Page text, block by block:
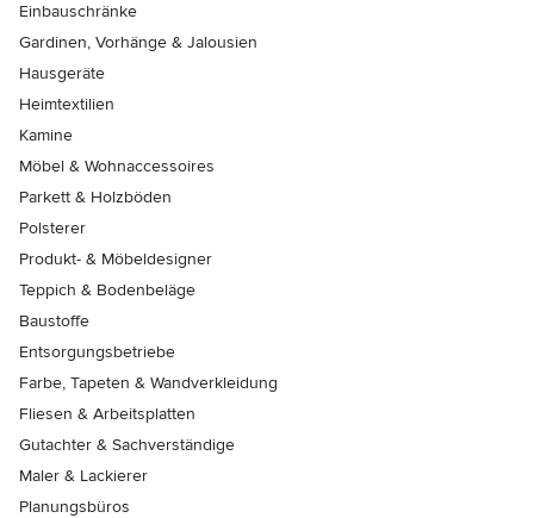
Einbauschränke
Gardinen, Vorhänge & Jalousien
Hausgeräte
Heimtextilien
Kamine
Möbel & Wohnaccessoires
Parkett & Holzböden
Polsterer
Produkt- & Möbeldesigner
Teppich & Bodenbeläge
Baustoffe
Entsorgungsbetriebe
Farbe, Tapeten & Wandverkleidung
Fliesen & Arbeitsplatten
Gutachter & Sachverständige
Maler & Lackierer
Planungsbüros